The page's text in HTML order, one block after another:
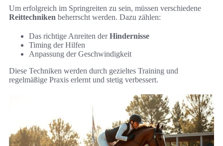
Um erfolgreich im Springreiten zu sein, müssen verschiedene
Reittechniken beherrscht werden. Dazu zählen:
Das richtige Anreiten derHindernisse
Timing der Hilfen
Anpassung der Geschwindigkeit
Diese Techniken werden durch gezieltes Training und
regelmäßige Praxis erlernt und stetig verbessert.